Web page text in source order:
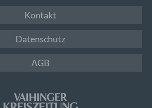
Kontakt
Datenschutz
AGB